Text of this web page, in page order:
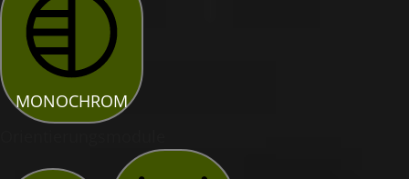
MONOCHROM